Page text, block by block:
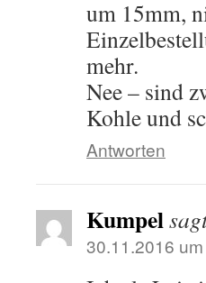
um 15mm,
mehr.
Nee – sind
Kohle und
Antworten
Kumpel
30.11.2016